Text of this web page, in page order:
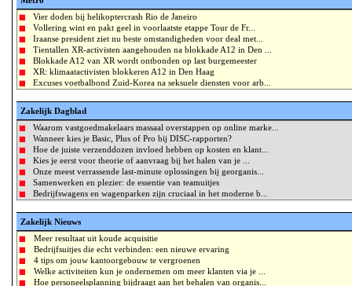
Vier doden bij helikoptercrash Rio de Janeiro
Vollering wint en pakt geel in voorlaatste etappe Tour de Fr...
Iraanse president ziet nu beste omstandigheden voor deal met...
Tientallen XR-activisten aangehouden na blokkade A12 in Den ...
Blokkade A12 van XR wordt ontbonden op last burgemeester
XR: klimaatactivisten blokkeren A12 in Den Haag
Excuses voetbalbond Zuid-Korea na seksuele diensten voor arb...
Zakelijk Dagblad
Waarom vastgoedmakelaars massaal overstappen op online marke...
Wanneer kies je Basic, Plus of Pro bij DISC-rapporten?
Hoe de juiste verzenddozen invloed hebben op kosten en klant...
Kies je eerst voor theorie of aanvraag bij het halen van je ...
Onze meest verrassende last-minute oplossingen bij georganis...
Samenwerken en plezier: de essentie van teamuitjes
Bedrijfswagens en wagenparken zijn cruciaal in het moderne b...
Zakelijk Nieuws
Meer resultaat uit koude acquisitie
Bedrijfsuitjes die echt verbinden: een nieuwe ervaring
4 tips om jouw kantoorgebouw te vergroenen
Welke activiteiten kun je ondernemen om meer klanten via je ...
Hoe personeelsplanning bijdraagt aan het behalen van organis...